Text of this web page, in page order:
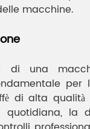
macchine.
di una
per
di alta qualità
quotidiana, la